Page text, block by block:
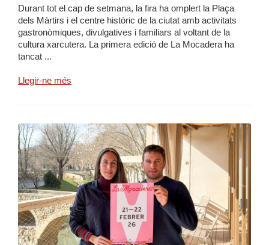
Durant tot el cap de setmana, la fira ha omplert la Plaça
dels Màrtirs i el centre històric de la ciutat amb activitats
gastronòmiques, divulgatives i familiars al voltant de la
cultura xarcutera. La primera edició de La Mocadera ha
tancat ...
Llegir-ne més